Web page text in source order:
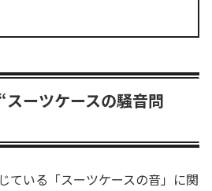
ーツケースの騒音問
ている「スーツケースの音」に関